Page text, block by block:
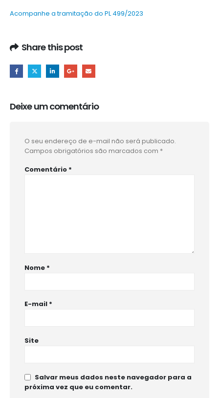
Acompanhe a tramitação do PL 499/2023
Share this post
Deixe um comentário
O seu endereço de e-mail não será publicado.
Campos obrigatórios são marcados com *
Comentário *
Nome *
E-mail *
Site
Salvar meus dados neste navegador para a
próxima vez que eu comentar.